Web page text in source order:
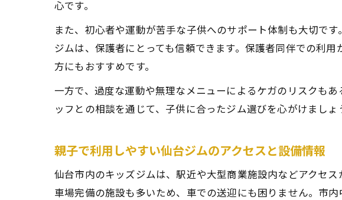
心です。
また、初心者や運動が苦手な子供へのサポート体制も大切で
ジムは、保護者にとっても信頼できます。保護者同伴での利
方にもおすすめです。
一方で、過度な運動や無理なメニューによるケガのリスクも
ッフとの相談を通じて、子供に合ったジム選びを心がけましょ
親子で利用しやすい仙台ジムのアクセスと設備情報
仙台市内のキッズジムは、駅近や大型商業施設内などアクセ
車場完備の施設も多いため、車での送迎にも困りません。市